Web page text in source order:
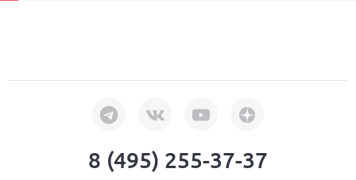
8 (495) 255-37-37